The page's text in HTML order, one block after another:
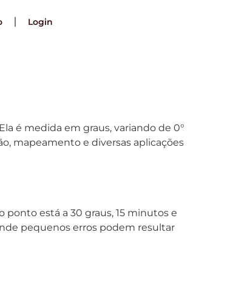
Login
é medida em graus, variando de 0°
mapeamento e diversas aplicações
ponto está a 30 graus, 15 minutos e
pequenos erros podem resultar